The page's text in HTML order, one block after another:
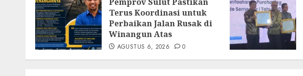
Terus Koordinasi untuk
Perbaikan Jalan Rusak di
Winangun Atas
AGUSTUS 6, 2026 0